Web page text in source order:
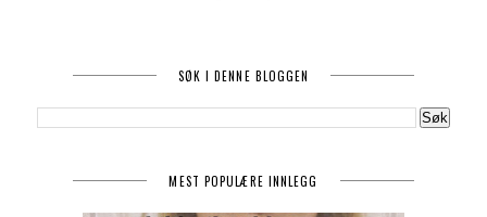
SØK I DENNE BLOGGEN
MEST POPULÆRE INNLEGG